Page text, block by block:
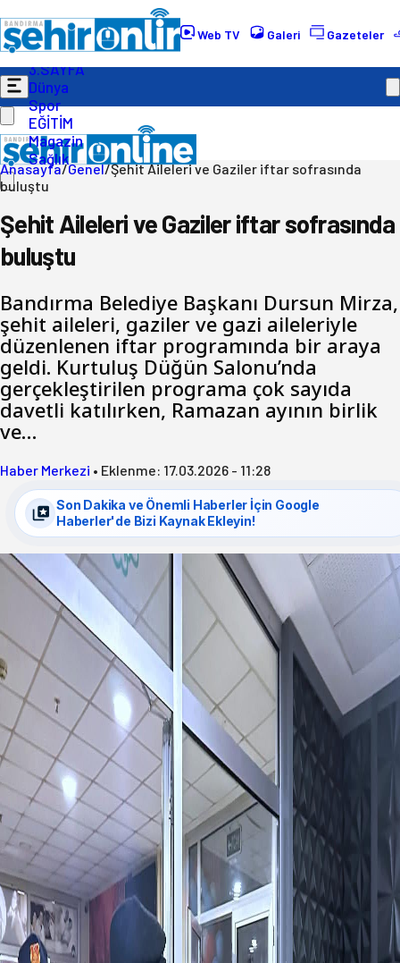
Web TV Galeri Gazeteler
Gündem
Ekonomi
Politika
3.SAYFA
Dünya
Spor
EĞİTİM
Magazin
Sağlık
Anasayfa/Genel/Şehit Aileleri ve Gaziler iftar sofrasında
buluştu
Şehit Aileleri ve Gaziler iftar sofrasında
buluştu
Bandırma Belediye Başkanı Dursun Mirza,
şehit aileleri, gaziler ve gazi aileleriyle
düzenlenen iftar programında bir araya
geldi. Kurtuluş Düğün Salonu’nda
gerçekleştirilen programa çok sayıda
davetli katılırken, Ramazan ayının birlik
ve…
Haber Merkezi • Eklenme: 17.03.2026 - 11:28
Son Dakika ve Önemli Haberler İçin Google
Haberler'de Bizi Kaynak Ekleyin!